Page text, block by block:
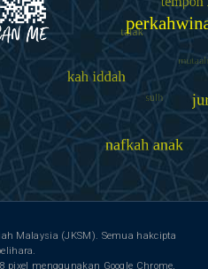
Malaysia (JKSM). Semua hakcipta
pixel menggunakan Google Chrome,